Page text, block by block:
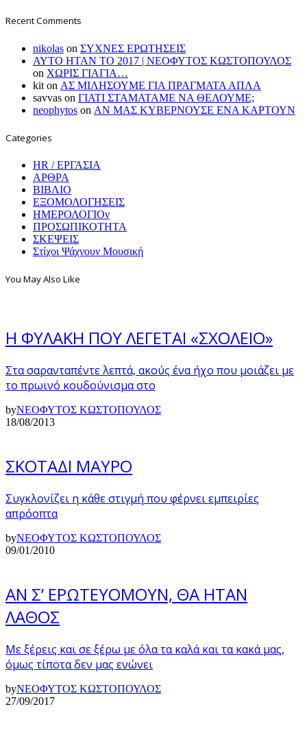
Recent Comments
nikolas on ΣΥΧΝΕΣ ΕΡΩΤΗΣΕΙΣ
ΑΥΤΟ ΗΤΑΝ ΤΟ 2017 | ΝΕΟΦΥΤΟΣ ΚΩΣΤΟΠΟΥΛΟΣ
on ΧΩΡΙΣ ΓΙΑΓΙΑ…
kit on ΑΣ ΜΙΛΗΣΟΥΜΕ ΓΙΑ ΠΡΑΓΜΑΤΑ ΑΠΛΑ
savvas on ΓΙΑΤΙ ΣΤΑΜΑΤΑΜΕ ΝΑ ΘΕΛΟΥΜΕ;
neophytos on ΑΝ ΜΑΣ ΚΥΒΕΡΝΟΥΣΕ ΕΝΑ ΚΑΡΤΟΥΝ
Categories
HR / ΕΡΓΑΣΙΑ
ΑΡΘΡΑ
ΒΙΒΛΙΟ
ΕΞΟΜΟΛΟΓΗΣΕΙΣ
ΗΜΕΡΟΛΟΓΙΟν
ΠΡΟΣΩΠΙΚΟΤΗΤΑ
ΣΚΕΨΕΙΣ
Στίχοι Ψάχνουν Μουσική
You May Also Like
Η ΦΥΛΑΚΗ ΠΟΥ ΛΕΓΕΤΑΙ «ΣΧΟΛΕΙΟ»
Στα σαρανταπέντε λεπτά, ακούς ένα ήχο που μοιάζει με
το πρωινό κουδούνισμα στο
byΝΕΟΦΥΤΟΣ ΚΩΣΤΟΠΟΥΛΟΣ
18/08/2013
ΣΚΟΤΑΔΙ ΜΑΥΡΟ
Συγκλονίζει η κάθε στιγμή που φέρνει εμπειρίες
απρόοπτα
byΝΕΟΦΥΤΟΣ ΚΩΣΤΟΠΟΥΛΟΣ
09/01/2010
ΑΝ Σ’ ΕΡΩΤΕΥΟΜΟΥΝ, ΘΑ ΗΤΑΝ
ΛΑΘΟΣ
Με ξέρεις και σε ξέρω με όλα τα καλά και τα κακά μας,
όμως τίποτα δεν μας ενώνει
byΝΕΟΦΥΤΟΣ ΚΩΣΤΟΠΟΥΛΟΣ
27/09/2017